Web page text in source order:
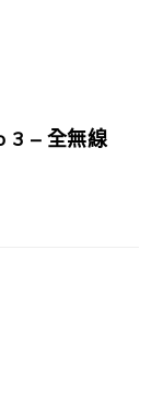
3 – 全無線